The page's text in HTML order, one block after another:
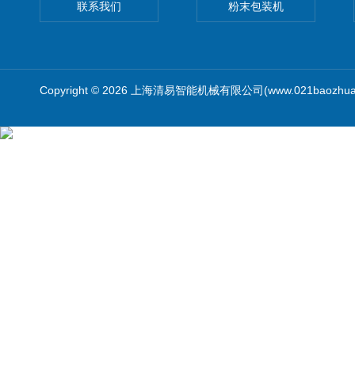
联系我们 粉末包装机
Copyright © 2026 上海清易智能机械有限公司